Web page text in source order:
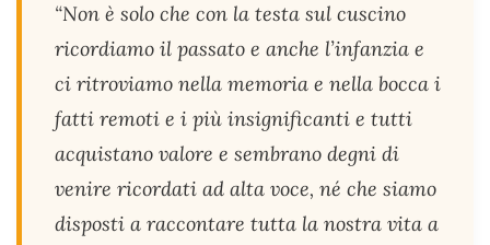
“Non è solo che con la testa sul cuscino
ricordiamo il passato e anche l’infanzia e
ci ritroviamo nella memoria e nella bocca i
fatti remoti e i più insignificanti e tutti
acquistano valore e sembrano degni di
venire ricordati ad alta voce, né che siamo
disposti a raccontare tutta la nostra vita a